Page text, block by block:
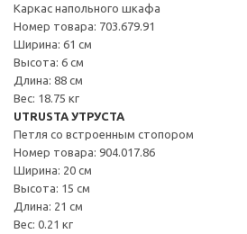
Каркас напольного шкафа
Номер товара: 703.679.91
Ширина: 61 см
Высота: 6 см
Длина: 88 см
Вес: 18.75 кг
UTRUSTA УТРУСТА
Петля со встроенным стопором
Номер товара: 904.017.86
Ширина: 20 см
Высота: 15 см
Длина: 21 см
Вес: 0.21 кг